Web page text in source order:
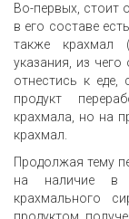
Во-первых, стоит
в его составе
также крахмал
указания, из
отнестись к еде,
продукт
крахмала, но на
крахмал.
Продолжая тему
на наличие в
крахмального
продуктом,